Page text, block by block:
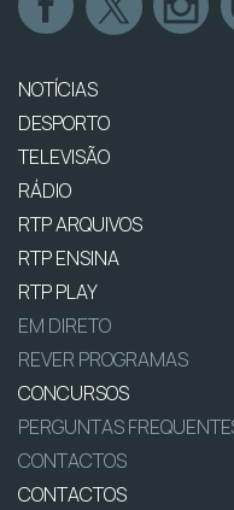
NOTÍCIAS
DESPORTO
TELEVISÃO
RÁDIO
RTP ARQUIVOS
RTP ENSINA
RTP PLAY
EM DIRETO
REVER PROGRAMAS
CONCURSOS
PERGUNTAS
CONTACTOS
CONTACTOS